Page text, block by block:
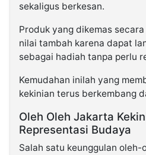
sekaligus berkesan.
Produk yang dikemas
nilai tambah karena dapat
sebagai hadiah tanpa perlu
Kemudahan inilah yang
kekinian terus berkembang
Oleh Oleh Jakarta
Representasi Budaya
Salah satu keunggulan oleh-